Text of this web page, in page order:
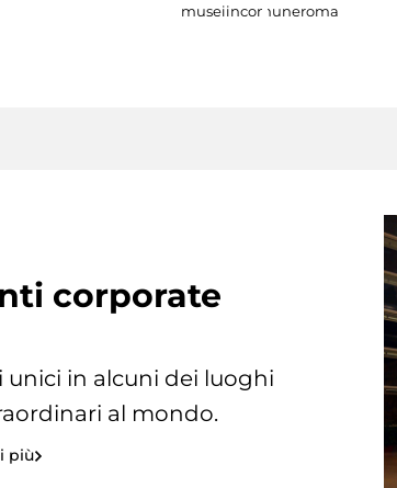
museiincomuneroma
corporate
unici in alcuni dei luoghi
al mondo.
più